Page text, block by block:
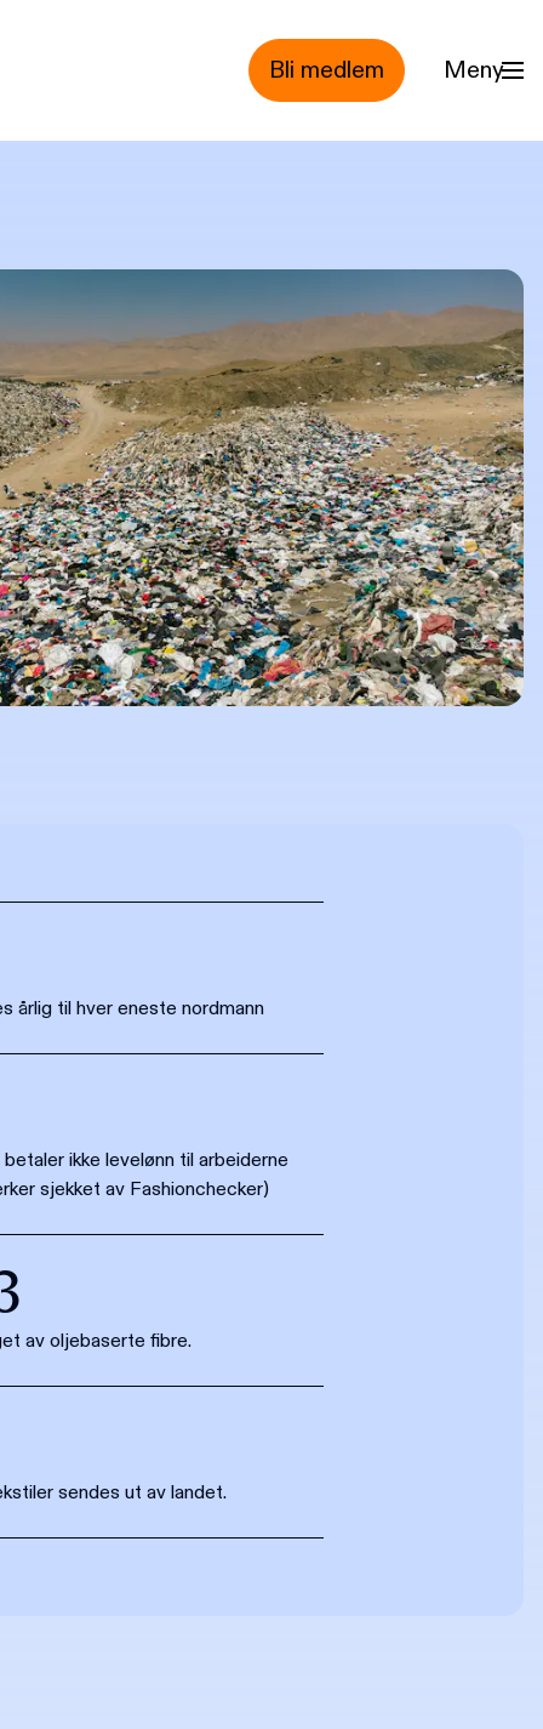
Bli medlem Meny
årlig til hver eneste nordmann
ikke levelønn til arbeiderne
sjekket av Fashionchecker)
av oljebaserte fibre.
sendes ut av landet.